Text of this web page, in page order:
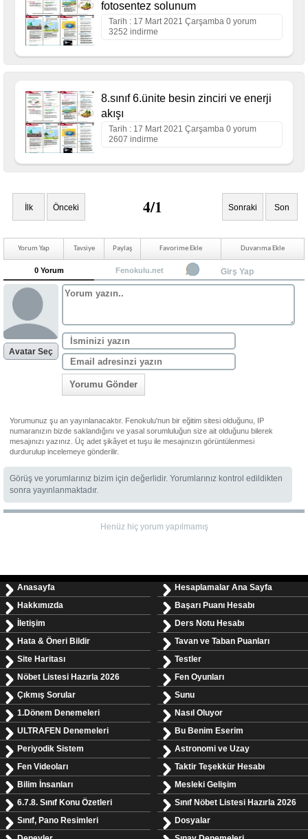
fotosentez solunum
Tarih : 17 Mart 2021 Çarşamba 0 yorum
3252 indirme
8.sınıf 6.ünite besin zinciri ve enerji
akışı
Tarih : 17 Mart 2021 Çarşamba 0 yorum
2607 indirme
İlk Önceki 4/1 Sonraki Son
Yorum Yap Tavsiye Paylaş Favorime Ekle Duvarıma Ekle
0 Yorum Fenokulu.net Girş Yap
Avatar Seç
Yorumu Gönder
Yorumunuz şu an yayınlanacaktır. Fenokulu'nun bir eğitim sitesi olduğunu, IP
numaranızın bizde saklandığını ve yasal sorumluluğun size ait olduğunu bilerek
mesajınızı yazınız. Üç adet şikâyet et tuşu ile mesajınızın görüntülenmesi
durdurulup incelemeye gönderilir.
Görüş ve yorumlarınız bizim için değerlidir. Yorumlarınız kontrol edildikten
sonra yayınlanmaktadır.
Henüz hiç yorum yapılmamış
Anasayfa
Hakkımızda
İletişim
Hata & Öneri Bildir
Site Haritası
Nöbet Listesi Hazırla 2026
Çıkmış Sorular
1.Dönem Denemeleri
ULTRAFEN Denemeleri
Periyodik Sistem
Fen Videoları
Bilim İnsanları
6.7.8. Sınıf Konu Özetleri
Sınıf, Pano Resimleri
Hesaplamalar Ana Sayfa
Başarı Puanı Hesabı
Ders Notu Hesabı
Tavan ve Taban Puanları
Testler
Fen Oyunları
Sunu
Nasıl Oluyor
Bu Benim Eserim
Astronomi ve Uzay
Taktir Teşekkür Hesabı
Mesleki Gelişim
Sınıf Nöbet Listesi Hazırla 2026
Dosyalar